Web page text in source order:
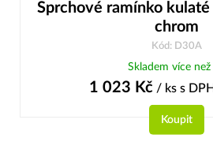
Sprchové ramínko
chrom
Kód: D30A
Skladem více
1 023 Kč/ ks s DPH
Koupit